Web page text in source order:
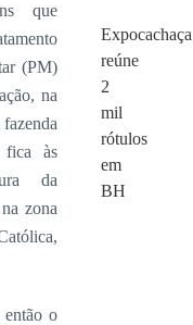
que
(PM)
na
fica às
da
zona
o
Expocachaça
reúne
2
mil
rótulos
em
BH